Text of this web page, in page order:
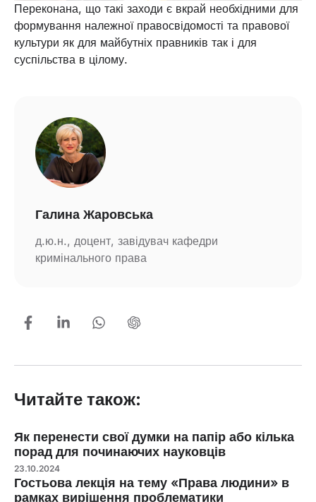
Переконана, що такі заходи є вкрай необхідними для
формування належної правосвідомості та правової
культури як для майбутніх правників так і для
суспільства в цілому.
Галина Жаровська
д.ю.н., доцент, завідувач кафедри
кримінального права
Читайте також:
Як перенести свої думки на папір або кілька
порад для починаючих науковців
23.10.2024
Гостьова лекція на тему «Права людини» в
рамках вирішення проблематики